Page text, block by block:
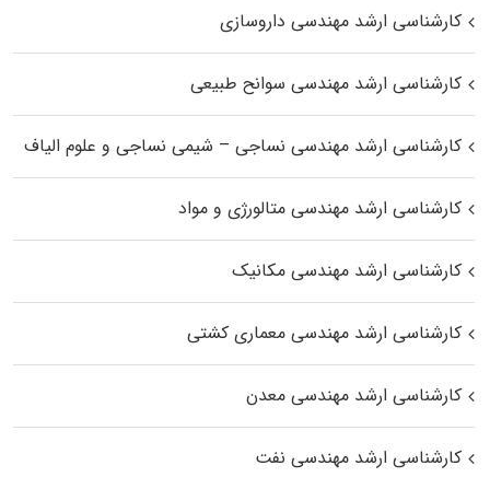
کارشناسی ارشد مهندسی داروسازی
کارشناسی ارشد مهندسی سوانح طبیعی
کارشناسی ارشد مهندسی نساجی – شیمی نساجی و علوم الیاف
کارشناسی ارشد مهندسی متالورژی و مواد
کارشناسی ارشد مهندسی مکانیک
کارشناسی ارشد مهندسی معماری کشتی
کارشناسی ارشد مهندسی معدن
کارشناسی ارشد مهندسی نفت